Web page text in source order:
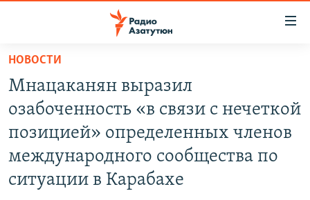
Перейти
основному
содержанию
основной
навигации
Перейти
НОВОСТИ
ЭКОНОМИКА
НОВОСТИ
Мнацаканян выразил
озабоченность «в связи с нечеткой
позицией» определенных членов
международного сообщества по
ситуации в Карабахе